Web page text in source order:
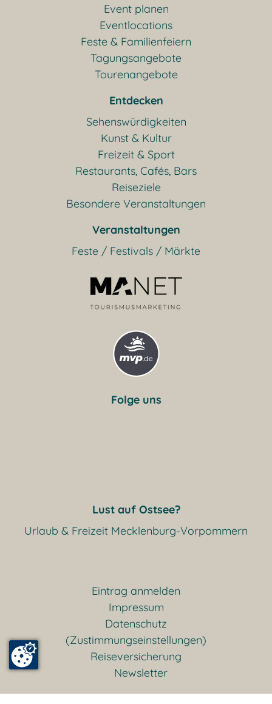
Event planen
Eventlocations
Feste & Familienfeiern
Tagungsangebote
Tourenangebote
Entdecken
Sehenswürdigkeiten
Kunst & Kultur
Freizeit & Sport
Restaurants, Cafés, Bars
Reiseziele
Besondere Veranstaltungen
Veranstaltungen
Feste / Festivals / Märkte
Folge uns
Lust auf Ostsee?
Urlaub & Freizeit Mecklenburg-Vorpommern
Eintrag anmelden
Impressum
Datenschutz
(Zustimmungseinstellungen)
Reiseversicherung
Newsletter